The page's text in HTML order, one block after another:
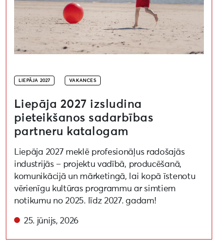
LIEPĀJA 2027 VAKANCES
Liepāja 2027 izsludina
pieteikšanos sadarbības
partneru katalogam
Liepāja 2027 meklē profesionāļus radošajās
industrijās – projektu vadībā, producēšanā,
komunikācijā un mārketingā, lai kopā īstenotu
vērienīgu kultūras programmu ar simtiem
notikumu no 2025. līdz 2027. gadam!
25. jūnijs, 2026